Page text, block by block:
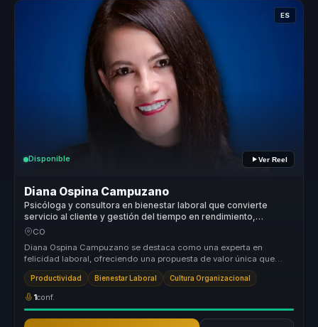
ES
Disponible Ver Reel
Diana Ospina Campuzano
Psicóloga y consultora en bienestar laboral que convierte
servicio al cliente y gestión del tiempo en rendimiento,
equilibrio y cultura para equipos.
CO
Diana Ospina Campuzano se destaca como una experta en
felicidad laboral, ofreciendo una propuesta de valor única que
transforma culturas ...
Productividad Bienestar Laboral Cultura Organizacional
1conf.